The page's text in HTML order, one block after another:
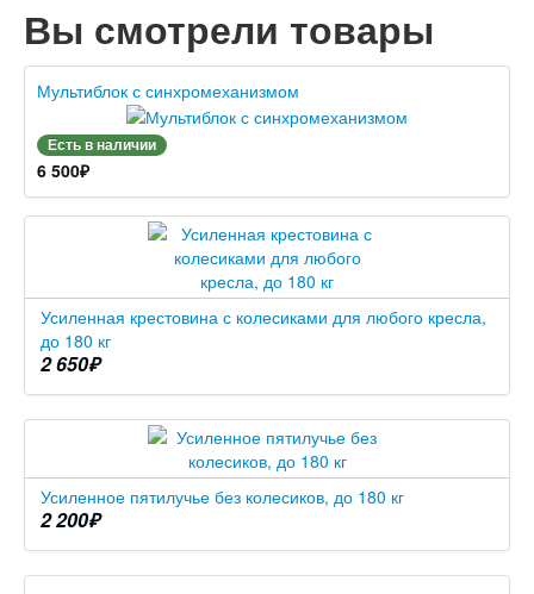
Вы смотрели товары
Мультиблок с синхромеханизмом
Есть в наличии
6 500₽
Усиленная крестовина с колесиками для любого кресла,
до 180 кг
2 650₽
Усиленное пятилучье без колесиков, до 180 кг
2 200₽